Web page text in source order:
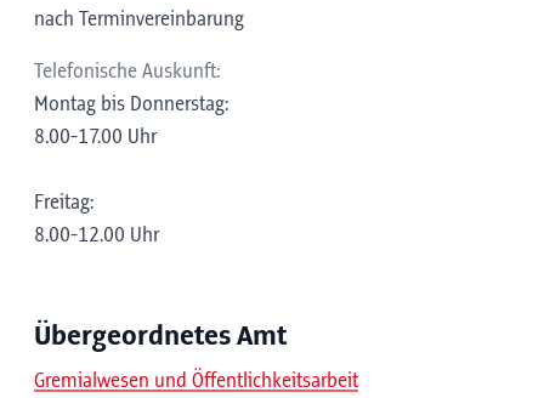
nach Terminvereinbarung
Telefonische Auskunft:
Montag bis Donnerstag:
8.00-17.00 Uhr
Freitag:
8.00-12.00 Uhr
Übergeordnetes Amt
Gremialwesen und Öffentlichkeitsarbeit